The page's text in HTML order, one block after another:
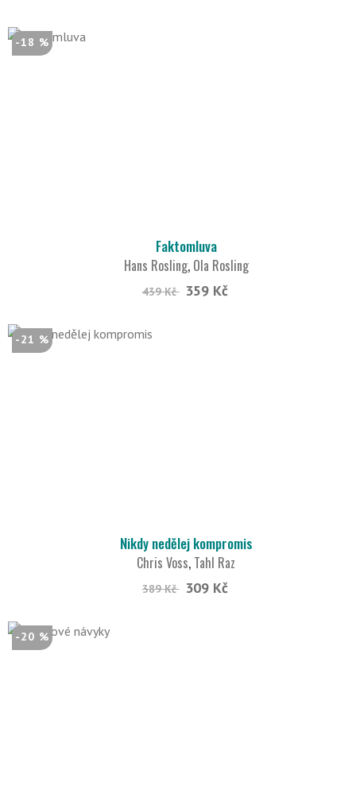
-18 %
Faktomluva
Hans Rosling, Ola Rosling
439 Kč 359 Kč
-21 %
Nikdy nedělej kompromis
Chris Voss, Tahl Raz
389 Kč 309 Kč
-20 %